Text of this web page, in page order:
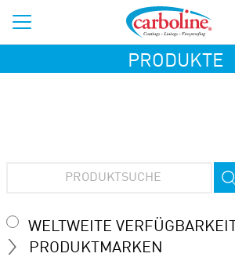
PRODUKTE
WELTWEITE VERFÜGBARKEIT
PRODUKTMARKEN